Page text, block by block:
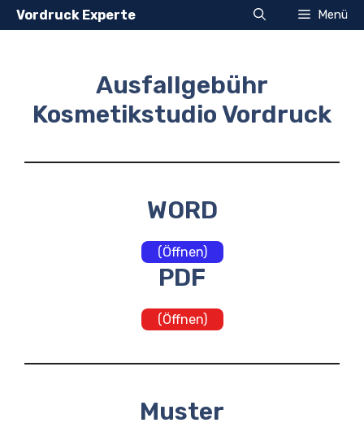
Zum
Inhalt
Vordruck Experte Menü
Ausfallgebühr
Kosmetikstudio Vordruck
WORD
(Öffnen)
PDF
(Öffnen)
Muster